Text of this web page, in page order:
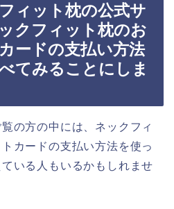
ィット枕の公式サ
クフィット枕のお
ードの支払い方法
てみることにしま
の方の中には、ネックフィ
カードの支払い方法を使っ
いる人もいるかもしれませ